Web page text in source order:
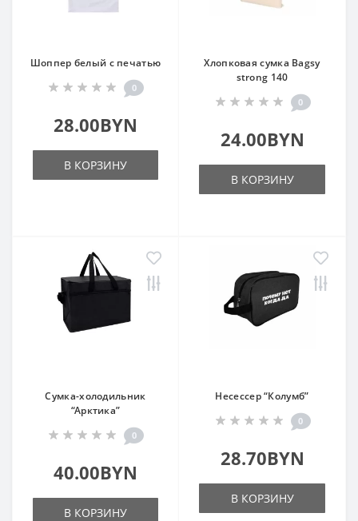
Шоппер белый с печатью
0
28.00BYN
В КОРЗИНУ
Хлопковая сумка Bagsy
strong 140
0
24.00BYN
В КОРЗИНУ
Сумка-холодильник
“Арктика”
0
40.00BYN
В КОРЗИНУ
Несессер “Колумб”
0
28.70BYN
В КОРЗИНУ